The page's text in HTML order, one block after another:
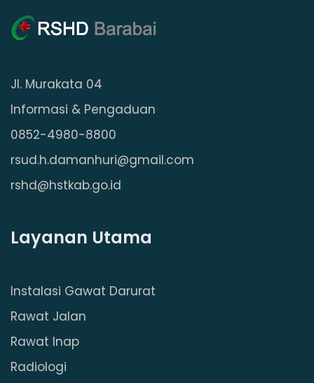
Jl. Murakata 04
Informasi & Pengaduan
0852-4980-8800
rsud.h.damanhuri@gmail.com
rshd@hstkab.go.id
Layanan Utama
Instalasi Gawat Darurat
Rawat Jalan
Rawat Inap
Radiologi